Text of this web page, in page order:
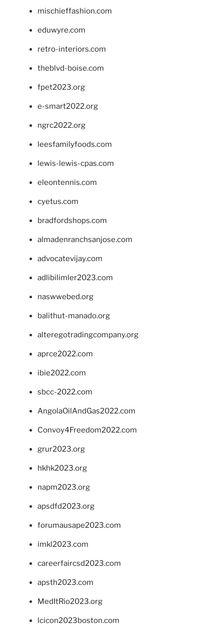
mischieffashion.com
eduwyre.com
retro-interiors.com
theblvd-boise.com
fpet2023.org
e-smart2022.org
ngrc2022.org
leesfamilyfoods.com
lewis-lewis-cpas.com
eleontennis.com
cyetus.com
bradfordshops.com
almadenranchsanjose.com
advocatevijay.com
adlibilimler2023.com
naswwebed.org
balithut-manado.org
alteregotradingcompany.org
aprce2022.com
ibie2022.com
sbcc-2022.com
AngolaOilAndGas2022.com
Convoy4Freedom2022.com
grur2023.org
hkhk2023.org
napm2023.org
apsdfd2023.org
forumausape2023.com
imkl2023.com
careerfaircsd2023.com
apsth2023.com
MedItRio2023.org
lcicon2023boston.com